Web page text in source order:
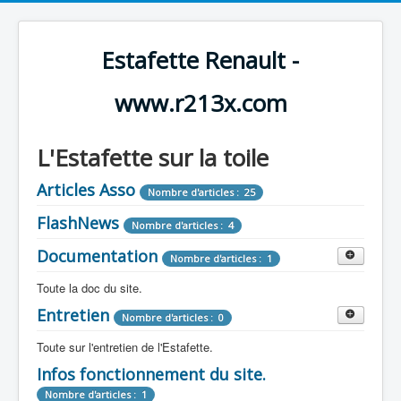
Estafette Renault -
www.r213x.com
L'Estafette sur la toile
Articles Asso Nombre d'articles : 25
FlashNews Nombre d'articles : 4
Documentation Nombre d'articles : 1
Toute la doc du site.
Revue de Presse Nombre d'articles : 9
Tous les articles que l'on a vu sur l'estafette !
Camping Car Nombre d'articles : 3
Entretien Nombre d'articles : 0
Toute sur l'entretien de l'Estafette.
Mécanique Nombre d'articles : 0
Infos fonctionnement du site.
Nombre d'articles : 1